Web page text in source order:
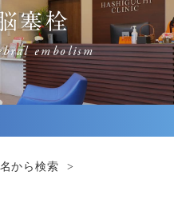
塞栓
embolism
から検索